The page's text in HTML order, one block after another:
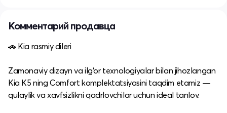
Комментарий продавца
🚗 Kia rasmiy dileri
Zamonaviy dizayn va ilg‘or texnologiyalar bilan jihozlangan
Kia K5 ning Comfort komplektatsiyasini taqdim etamiz —
qulaylik va xavfsizlikni qadrlovchilar uchun ideal tanlov.​